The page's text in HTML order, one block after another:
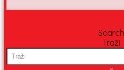
Search
Traži